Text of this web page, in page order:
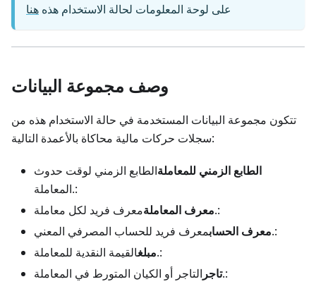
على لوحة المعلومات لحالة الاستخدام هذه هنا
وصف مجموعة البيانات
تتكون مجموعة البيانات المستخدمة في حالة الاستخدام هذه من
سجلات حركات مالية محاكاة بالأعمدة التالية:
الطابع الزمني للمعاملةالطابع الزمني لوقت حدوث
المعاملة.:
معرف المعاملةمعرف فريد لكل معاملة.:
معرف الحسابمعرف فريد للحساب المصرفي المعني.:
مبلغالقيمة النقدية للمعاملة.:
تاجرالتاجر أو الكيان المتورط في المعاملة.: